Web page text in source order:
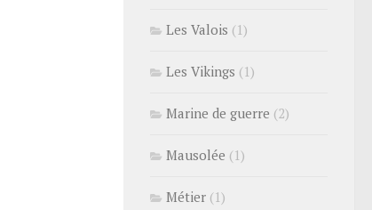
Les Valois (1)
Les Vikings (1)
Marine de guerre (2)
Mausolée (1)
Métier (1)